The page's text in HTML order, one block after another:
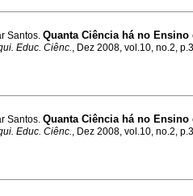
Santos. Quanta Ciência há no Ensino
Educ. Ciênc., Dez 2008, vol.10, no.2,
Santos. Quanta Ciência há no Ensino
Educ. Ciênc., Dez 2008, vol.10, no.2,